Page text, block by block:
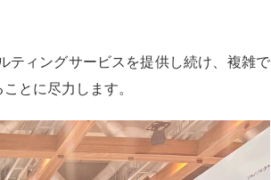
ティングサービスを提供し続け、複雑で
とに尽力します。